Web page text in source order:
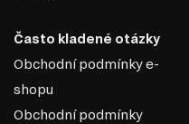
Často kladené otázky
Obchodní podmínky e-
shopu
Obchodní podmínky